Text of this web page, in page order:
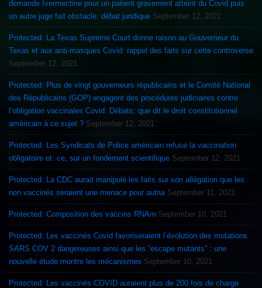
demande Ivermectine pour un patient gravement atteint du Covid puis
un autre juge fait obstacle: débat juridique September 12, 2021
Protected: La Texas Supreme Court donne raison au Gouverneur du
Texas et aux anti-masques Covid: rappel des faits sur cette controverse
September 12, 2021
Protected: Plus de vingt gouverneurs républicains et le Comité National
des Républicains (GOP) engagent des procédures judiciaires contre
l’obligation vaccinales Covid: Débats: que dit le droit constitutionnel
américain à ce sujet ? September 12, 2021
Protected: Les Syndicats de Police américain refuse la vaccination
obligatoire et. ce, sur un fondement scientifique September 12, 2021
Protected: La CDC aurait manipulé les faits sur son allégation que les
non vaccinés seraient une menace pour autrui September 11, 2021
Protected: Composition des vaccins RNAm September 10, 2021
Protected: Les vaccinés Covid favoriseraient l’évolution des mutations
SARS COV 2 dangereuses ainsi que les “escape mutants” : une
nouvelle étude montre les mécanismes September 10, 2021
Protected: Les vaccinés COVID auraient plus de 200 fois de charge